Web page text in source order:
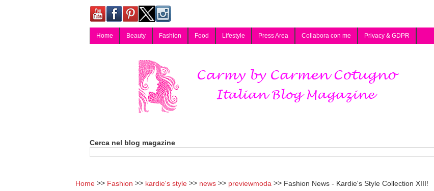
Home Beauty Fashion Food Lifestyle Press Area Collabora con me Privacy & GDPR
Cerca nel blog magazine
Home Fashion kardie's style news previewmoda Fashion News - Kardie's Style Collection XIII!